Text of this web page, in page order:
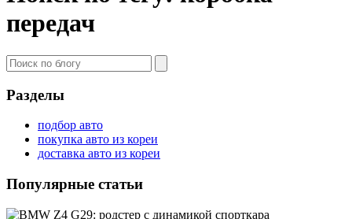
передач
Разделы
подбор авто
покупка авто из кореи
доставка авто из кореи
Популярные статьи